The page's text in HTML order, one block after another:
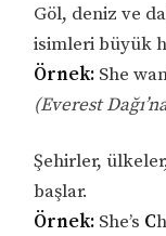
Göl, deniz ve
isimleri büyük
Örnek: She
(Everest
Şehirler,
başlar.
Örnek: She’s C